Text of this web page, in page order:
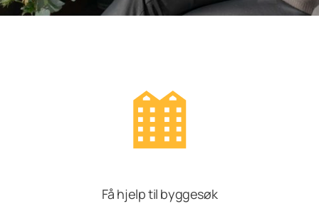
Få hjelp til byggesøk